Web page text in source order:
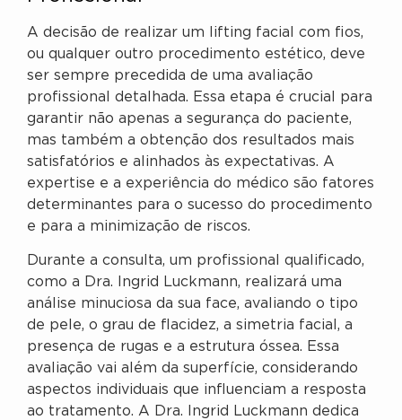
A decisão de realizar um lifting facial com fios,
ou qualquer outro procedimento estético, deve
ser sempre precedida de uma avaliação
profissional detalhada. Essa etapa é crucial para
garantir não apenas a segurança do paciente,
mas também a obtenção dos resultados mais
satisfatórios e alinhados às expectativas. A
expertise e a experiência do médico são fatores
determinantes para o sucesso do procedimento
e para a minimização de riscos.
Durante a consulta, um profissional qualificado,
como a Dra. Ingrid Luckmann, realizará uma
análise minuciosa da sua face, avaliando o tipo
de pele, o grau de flacidez, a simetria facial, a
presença de rugas e a estrutura óssea. Essa
avaliação vai além da superfície, considerando
aspectos individuais que influenciam a resposta
ao tratamento. A Dra. Ingrid Luckmann dedica